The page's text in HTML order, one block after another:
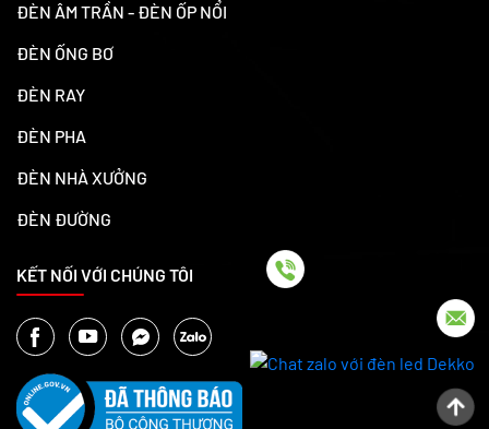
ĐÈN ÂM TRẦN - ĐÈN ỐP NỔI
ĐÈN ỐNG BƠ
ĐÈN RAY
ĐÈN PHA
ĐÈN NHÀ XƯỞNG
ĐÈN ĐƯỜNG
KẾT NỐI VỚI CHÚNG TÔI